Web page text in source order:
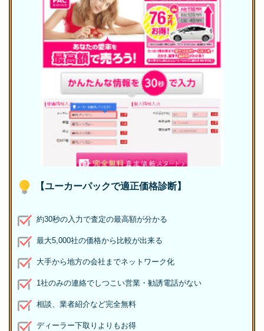
【ユーカーパックで適正価格診断】
約30秒の入力で査定の最高額が分かる
最大5,000社の価格から比較が出来る
大手から地方の会社までネットワーク化
1社のみの連絡でしつこい営業・勧誘電話がない
相談、業者紹介など完全無料
ディーラー下取りよりもお得